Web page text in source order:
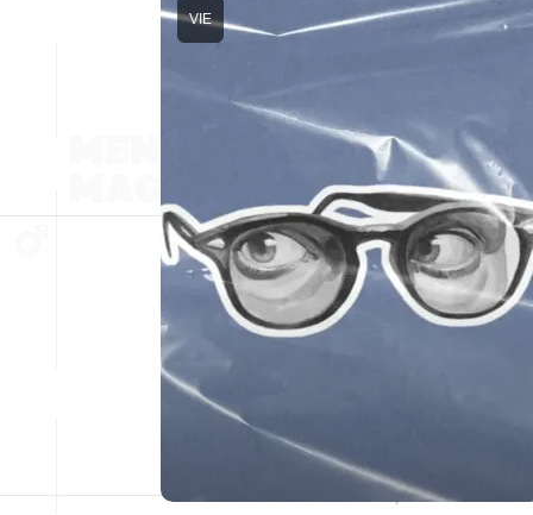
VIE